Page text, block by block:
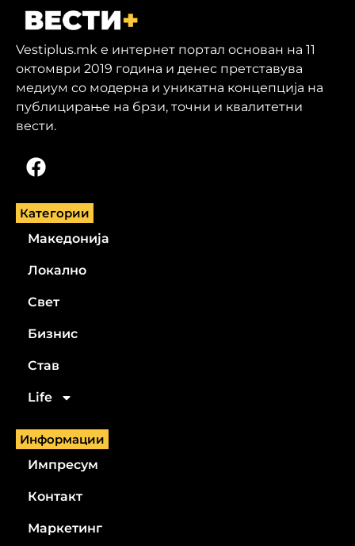
Vestiplus.mk е интернет портал основан на 11
октомври 2019 година и денес претставува
медиум со модерна и уникатна концепција на
публицирање на брзи, точни и квалитетни
вести.
Категории
Македонија
Локално
Свет
Бизнис
Став
Life
Информации
Импресум
Контакт
Маркетинг